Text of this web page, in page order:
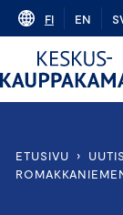
Skip
content
FI EN
ETUSIVU ›